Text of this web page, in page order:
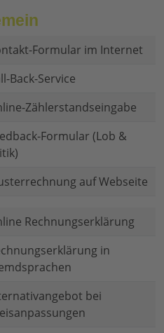
Formular im Internet
Back-Service
Zählerstandseingabe
Formular (Lob &
auf Webseite
Rechnungserklärung
in
bei